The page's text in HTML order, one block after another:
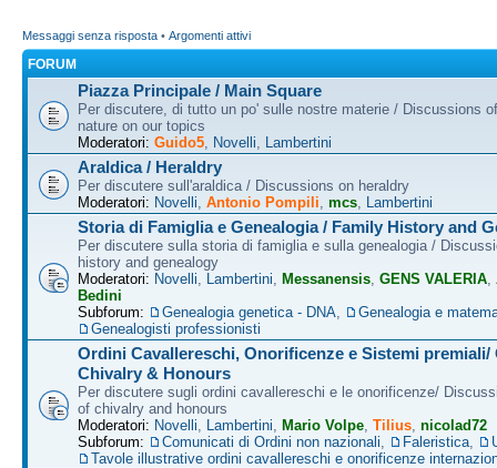
Messaggi senza risposta • Argomenti attivi
FORUM
Piazza Principale / Main Square
Per discutere, di tutto un po' sulle nostre materie / Discussions
nature on our topics
Moderatori: Guido5 Novelli Lambertini
Araldica / Heraldry
Per discutere sull'araldica / Discussions on heraldry
Moderatori: Novelli Antonio Pompili mcs Lambertini
Storia di Famiglia e Genealogia / Family History and
Per discutere sulla storia di famiglia e sulla genealogia /
history and genealogy
Moderatori: Novelli Lambertini Messanensis GENS VALERIA
Bedini
Subforum:
Genealogia genetica - DNA
Genealogia e
Genealogisti professionisti
Ordini Cavallereschi, Onorificenze e Sistemi premiali/
Chivalry & Honours
Per discutere sugli ordini cavallereschi e le onorificenze/
of chivalry and honours
Moderatori: Novelli Lambertini Mario Volpe Tilius nicolad72
Subforum:
Comunicati di Ordini non nazionali Faleristica
Tavole illustrative ordini cavallereschi e onorificenze